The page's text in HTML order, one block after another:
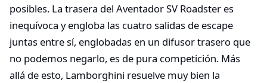
posibles. La trasera del Aventador SV Roadster es
inequívoca y engloba las cuatro salidas de escape
juntas entre sí, englobadas en un difusor trasero que
no podemos negarlo, es de pura competición. Más
allá de esto, Lamborghini resuelve muy bien la